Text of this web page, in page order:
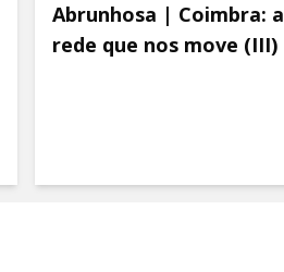
Abrunhosa | Coimbra: a
rede que nos move (III)